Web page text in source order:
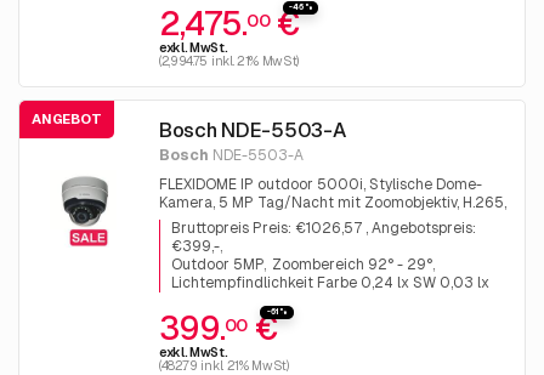
-46%
2,475.00€
exkl. MwSt.
(2,994.75 inkl. 21% MwSt)
ANGEBOT Bosch NDE-5503-A
Bosch NDE-5503-A
FLEXIDOME IP outdoor 5000i, Stylische Dome-
Kamera, 5 MP Tag/Nacht mit Zoomobjektiv, H.265,
Audio, I/O, IP66. Dieses Angebot ist aufgrund
eines stornierten Projekts verfügbar. Bruttopreis
Preis: €1026,57 , Angebotspreis: €399,-
Bruttopreis Preis: €1026,57 , Angebotspreis:
€399,-
Outdoor 5MP Zoombereich 92° - 29°
Lichtempfindlichkeit Farbe 0,24 lx SW 0,03 lx
-61%
399.00€
exkl. MwSt.
(482.79 inkl. 21% MwSt)